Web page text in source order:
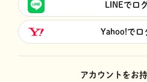
LINEでロ
Yahoo!でロ
アカウントをお